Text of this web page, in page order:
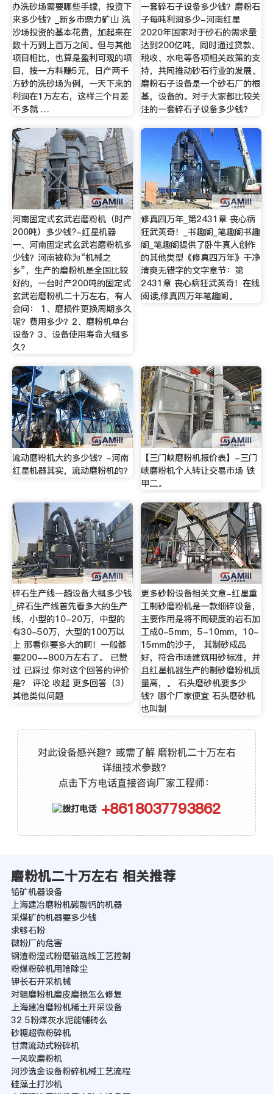
办洗砂场需要哪些手续，投资下
来多少钱？_新乡市鼎力矿山 洗
沙场投资的基本花费，加起来在
数十万到上百万之间。但与其他
项目相比，也算是盈利可观的项
目，按一方料赚5元，日产两千
方砂的洗砂场为例，一天下来的
利润在1万左右，这样三个月差
不多就 …
一套碎石子设备多少钱？磨粉石
子每吨利润多少-河南红星
2020年国家对于砂石的需求量
达到200亿吨，同时通过贷款、
税收、水电等各项相关政策的支
持，共同推动砂石行业的发展。
磨粉石子设备是一个砂石厂的根
基，设备的。对于大家都比较关
注的一套碎石子设备多少钱？
河南固定式玄武岩磨粉机（时产
200吨）多少钱?-红星机器
一、河南固定式玄武岩磨粉机多
少钱？河南被称为“机械之
乡”，生产的磨粉机是全国比较
好的，一台时产200吨的固定式
玄武岩磨粉机二十万左右，有人
会问： 1、磨损件更换周期多久
呢？费用多少？2、磨粉机单台
设备？3、设备使用寿命大概多
久？
修真四万年_第2431章 丧心病
狂武英奇！_书趣阁_笔趣阁书趣
阁_笔趣阁提供了卧牛真人创作
的其他类型《修真四万年》干净
清爽无错字的文字章节：第
2431章 丧心病狂武英奇！在线
阅读,修真四万年笔趣阁。
流动磨粉机大约多少钱？-河南
红星机器其实，流动磨粉机的？
【三门峡磨粉机报价表】-三门
峡磨粉机个人转让交易市场 铁
甲二。
碎石生产线一趟设备大概多少钱
_碎石生产线首先看多大的生产
线，小型的10-20万，中型的
有30-50万，大型的100万以
上 那看你要多大的啊！一般都
要200--800万左右了。 已赞
过 已踩过 你对这个回答的评价
是？ 评论 收起 更多回答（3）
其他类似问题
更多砂粉设备相关文章-红星重
工制砂磨粉机是一款细碎设备，
主要作用是将不同硬度的岩石加
工成0-5mm，5-10mm，10-
15mm的沙子， 其制砂成品
好，符合市场建筑用砂标准，并
且红星机器生产的制砂磨粉机质
量高，。 石头磨砂机要多少
钱？哪个厂家便宜 石头磨砂机
也叫制
对此设备感兴趣？或需了解 磨粉机二十万左右
详细技术参数？
点击下方电话直接咨询厂家工程师：
+8618037793862
磨粉机二十万左右 相关推荐
铅矿机器设备
上海建冶磨粉机碳酸钙的机器
采煤矿的机器要多少钱
求够石粉
微粉厂的危害
钢渣粉湿式粉磨磁选线工艺控制
粉煤粉碎机用啥除尘
钾长石开采机械
对辊磨粉机磨皮磨损怎么修复
上海建冶磨粉机稀土开采设备
32 5粉煤灰水泥能铺砖么
砂糖超微粉碎机
甘肃流动式粉碎机
一风吹磨粉机
河沙选金设备粉碎机械工艺流程
硅藻土打沙机